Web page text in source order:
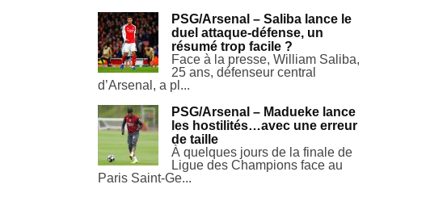
PSG/Arsenal – Saliba lance le
duel attaque-défense, un
résumé trop facile ?
Face à la presse, William Saliba,
25 ans, défenseur central
d’Arsenal, a pl...
PSG/Arsenal – Madueke lance
les hostilités…avec une erreur
de taille
À quelques jours de la finale de
Ligue des Champions face au
Paris Saint-Ge...